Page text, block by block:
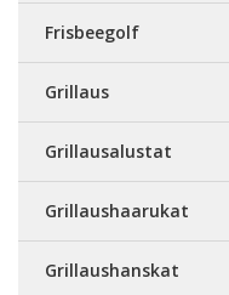
Frisbeegolf
Grillaus
Grillausalustat
Grillaushaarukat
Grillaushanskat